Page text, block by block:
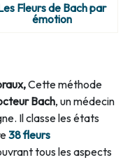
Cette méthode
Bach, un médecin
Il classe les états
38 fleurs
tous les aspects
Fleurs de Bach par
émotion